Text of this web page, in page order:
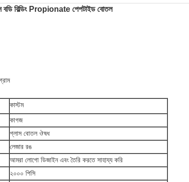
বডি বিল্ডিং Propionate পেপটাইড বোতল
কাস্টম
কাগজ
গ্লাস বোতল ঔষধ
লেজার রঙ
আমরা লোগো ডিজাইন এবং তৈরি করতে সাহায্য করি
২০০০ পিসি